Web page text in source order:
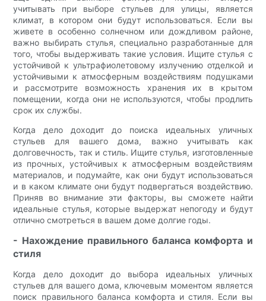
учитывать при выборе стульев для улицы, является
климат, в котором они будут использоваться. Если вы
живете в особенно солнечном или дождливом районе,
важно выбирать стулья, специально разработанные для
того, чтобы выдерживать такие условия. Ищите стулья с
устойчивой к ультрафиолетовому излучению отделкой и
устойчивыми к атмосферным воздействиям подушками
и рассмотрите возможность хранения их в крытом
помещении, когда они не используются, чтобы продлить
срок их службы.
Когда дело доходит до поиска идеальных уличных
стульев для вашего дома, важно учитывать как
долговечность, так и стиль. Ищите стулья, изготовленные
из прочных, устойчивых к атмосферным воздействиям
материалов, и подумайте, как они будут использоваться
и в каком климате они будут подвергаться воздействию.
Приняв во внимание эти факторы, вы сможете найти
идеальные стулья, которые выдержат непогоду и будут
отлично смотреться в вашем доме долгие годы.
- Нахождение правильного баланса комфорта и
стиля
Когда дело доходит до выбора идеальных уличных
стульев для вашего дома, ключевым моментом является
поиск правильного баланса комфорта и стиля. Если вы